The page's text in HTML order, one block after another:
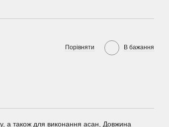
Порівняти В бажання
а також для виконання асан, Довжина